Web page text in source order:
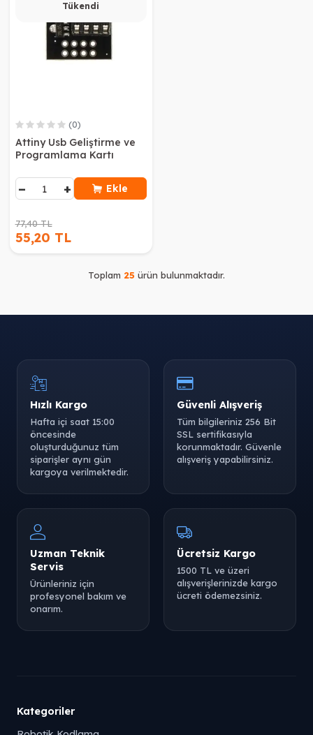
Tükendi
(0)
Attiny Usb Geliştirme ve
Programlama Kartı
− + Ekle
77,40 TL
55,20 TL
Toplam 25 ürün bulunmaktadır.
Hızlı Kargo
Hafta içi saat 15:00
öncesinde
oluşturduğunuz tüm
siparişler aynı gün
kargoya verilmektedir.
Güvenli Alışveriş
Tüm bilgileriniz 256 Bit
SSL sertifikasıyla
korunmaktadır. Güvenle
alışveriş yapabilirsiniz.
Uzman Teknik
Servis
Ürünleriniz için
profesyonel bakım ve
onarım.
Ücretsiz Kargo
1500 TL ve üzeri
alışverişlerinizde kargo
ücreti ödemezsiniz.
Kategoriler